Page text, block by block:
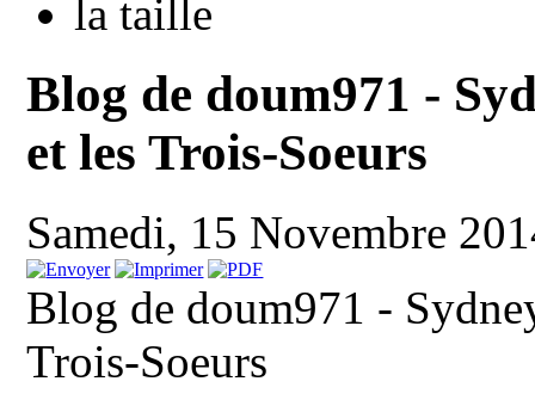
Blog de doum971 -
et les Trois-Soeurs
Samedi, 15 Novembre
Blog de doum971 -
Trois-Soeurs